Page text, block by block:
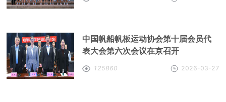
中国帆船帆板运动协会第十届会员代
表大会第六次会议在京召开
125860 2026-03-27